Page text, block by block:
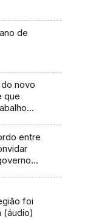
de
novo
que
entre
foi
(áudio)